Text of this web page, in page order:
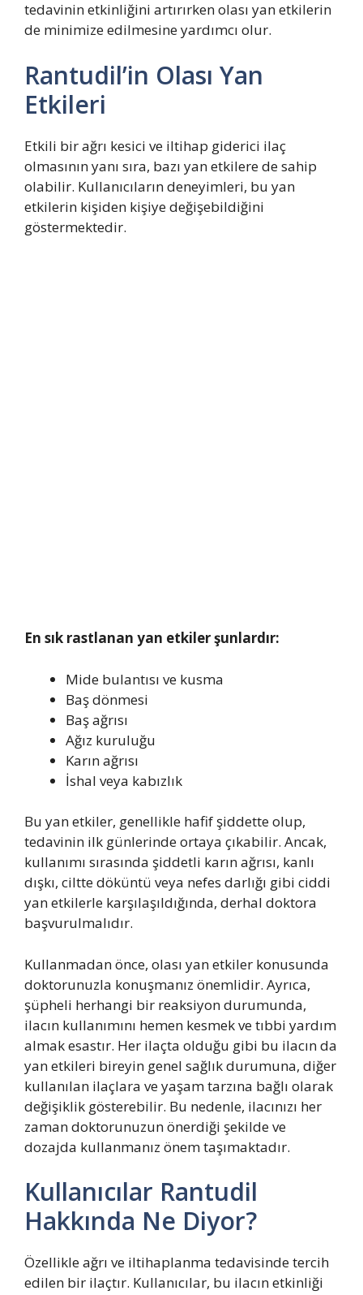
tedavinin etkinliğini artırırken olası yan etkilerin
de minimize edilmesine yardımcı olur.
Rantudil’in Olası Yan
Etkileri
Etkili bir ağrı kesici ve iltihap giderici ilaç
olmasının yanı sıra, bazı yan etkilere de sahip
olabilir. Kullanıcıların deneyimleri, bu yan
etkilerin kişiden kişiye değişebildiğini
göstermektedir.
En sık rastlanan yan etkiler şunlardır:
Mide bulantısı ve kusma
Baş dönmesi
Baş ağrısı
Ağız kuruluğu
Karın ağrısı
İshal veya kabızlık
Bu yan etkiler, genellikle hafif şiddette olup,
tedavinin ilk günlerinde ortaya çıkabilir. Ancak,
kullanımı sırasında şiddetli karın ağrısı, kanlı
dışkı, ciltte döküntü veya nefes darlığı gibi ciddi
yan etkilerle karşılaşıldığında, derhal doktora
başvurulmalıdır.
Kullanmadan önce, olası yan etkiler konusunda
doktorunuzla konuşmanız önemlidir. Ayrıca,
şüpheli herhangi bir reaksiyon durumunda,
ilacın kullanımını hemen kesmek ve tıbbi yardım
almak esastır. Her ilaçta olduğu gibi bu ilacın da
yan etkileri bireyin genel sağlık durumuna, diğer
kullanılan ilaçlara ve yaşam tarzına bağlı olarak
değişiklik gösterebilir. Bu nedenle, ilacınızı her
zaman doktorunuzun önerdiği şekilde ve
dozajda kullanmanız önem taşımaktadır.
Kullanıcılar Rantudil
Hakkında Ne Diyor?
Özellikle ağrı ve iltihaplanma tedavisinde tercih
edilen bir ilaçtır. Kullanıcılar, bu ilacın etkinliği